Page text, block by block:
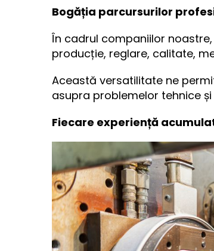
Bogăția parcursurilor
În cadrul companiilor
producție, reglare, calitate,
Această versatilitate ne
asupra problemelor tehnice
Fiecare experiență